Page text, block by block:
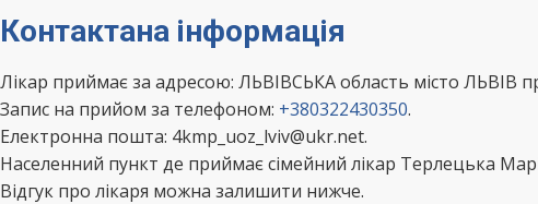
Контактана інформація
Лікар приймає за адресою: ЛЬВІВСЬКА область місто ЛЬВІВ
Запис на прийом за телефоном: +380322430350.
Електронна пошта: 4kmp_uoz_lviv@ukr.net.
Населенний пункт де приймає сімейний лікар Терлецька
Відгук про лікаря можна залишити нижче.